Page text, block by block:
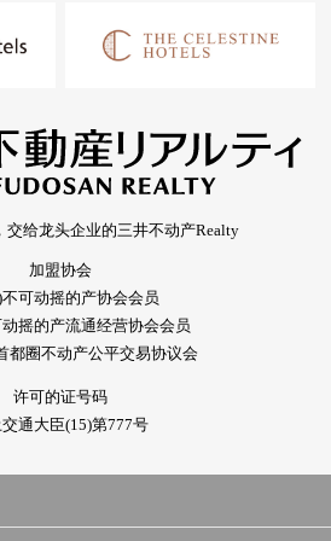
交给龙头企业的三井不动产Realty
加盟协会
可动摇的产协会会员
摇的产流通经营协会会员
都圈不动产公平交易协议会
许可的证号码
交通大臣(15)第777号